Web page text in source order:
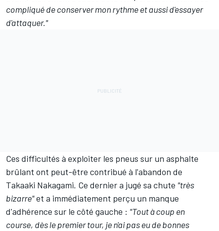
compliqué de conserver mon rythme et aussi d'essayer
d'attaquer."
Ces difficultés à exploiter les pneus sur un asphalte
brûlant ont peut-être contribué à l'abandon de
Takaaki Nakagami. Ce dernier a jugé sa chute "très
bizarre"et a immédiatement perçu un manque
d'adhérence sur le côté gauche : "Tout à coup en
course, dès le premier tour, je n'ai pas eu de bonnes